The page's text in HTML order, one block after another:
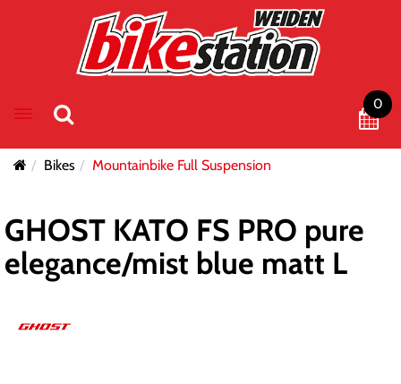
Toggle navigation
0
Bikes Mountainbike Full Suspension
GHOST KATO FS PRO pure
elegance/mist blue matt L